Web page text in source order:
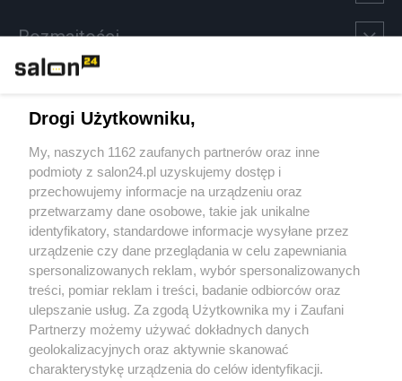
Rozmaitości
Sport
Społeczeństwo
Kultura
X Facebook Instagram Youtube
Drogi Użytkowniku,
My, naszych 1162 zaufanych partnerów oraz inne
podmioty z salon24.pl uzyskujemy dostęp i
przechowujemy informacje na urządzeniu oraz
przetwarzamy dane osobowe, takie jak unikalne
identyfikatory, standardowe informacje wysyłane przez
urządzenie czy dane przeglądania w celu zapewniania
spersonalizowanych reklam, wybór spersonalizowanych
treści, pomiar reklam i treści, badanie odbiorców oraz
ulepszanie usług. Za zgodą Użytkownika my i Zaufani
Partnerzy możemy używać dokładnych danych
geolokalizacyjnych oraz aktywnie skanować
charakterystykę urządzenia do celów identyfikacji.